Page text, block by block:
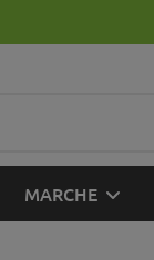
MARCHE